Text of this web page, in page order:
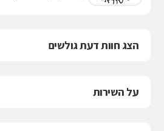
הצג חוות דעת גולשים
על השירות